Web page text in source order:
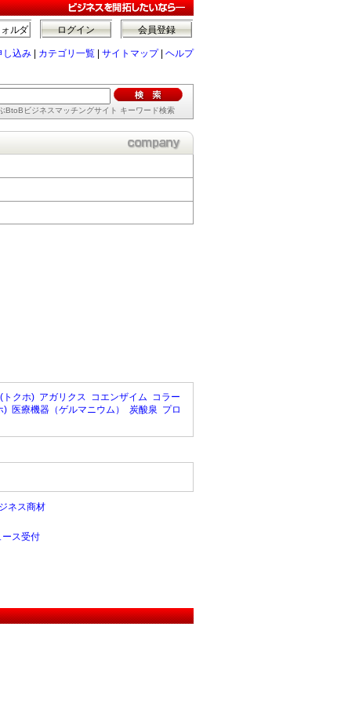
会員登録
ログイン
ルダ
し込み カテゴリ一覧 サイトマップ| ヘルプ
BtoBビジネスマッチングサイト キーワード検索
トクホ) アガリクス コエンザイム コラー
) 医療機器（ゲルマニウム） 炭酸泉 プロ
ネス商材
ース受付